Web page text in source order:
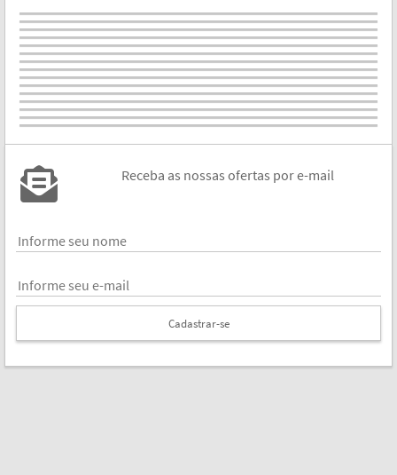
Receba as nossas ofertas por e-mail
Cadastrar-se